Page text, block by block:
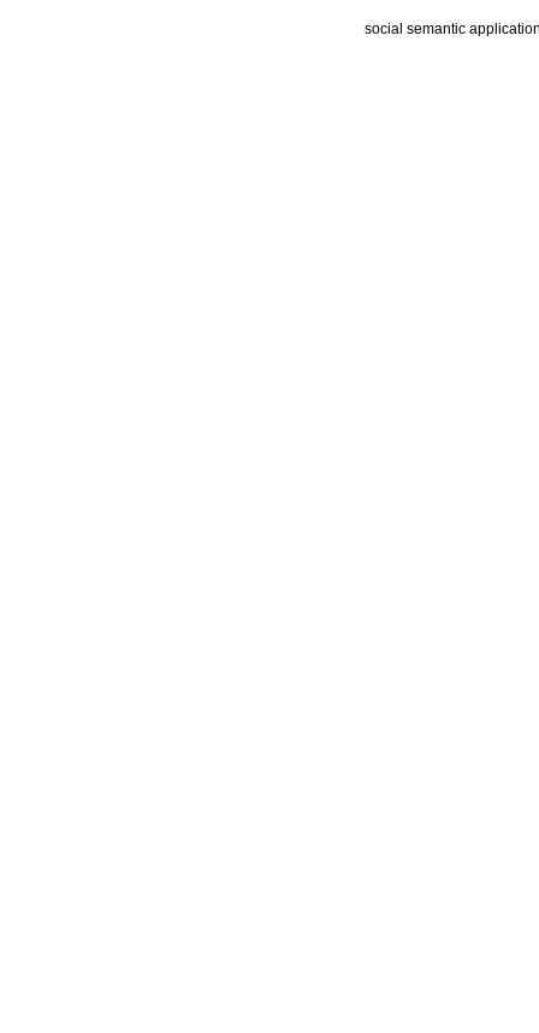
social semantic